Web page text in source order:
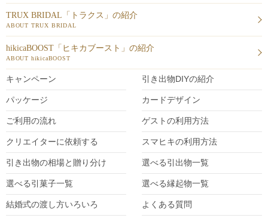
TRUX BRIDAL「トラクス」の紹介
ABOUT TRUX BRIDAL
hikicaBOOST「ヒキカブースト」の紹介
ABOUT hikicaBOOST
キャンペーン 引き出物DIYの紹介
パッケージ カードデザイン
ご利用の流れ ゲストの利用方法
クリエイターに依頼する スマヒキの利用方法
引き出物の相場と贈り分け 選べる引出物一覧
選べる引菓子一覧 選べる縁起物一覧
結婚式の渡し方いろいろ よくある質問